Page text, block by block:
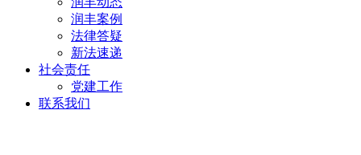
润丰案例
法律答疑
新法速递
社会责任
党建工作
联系我们